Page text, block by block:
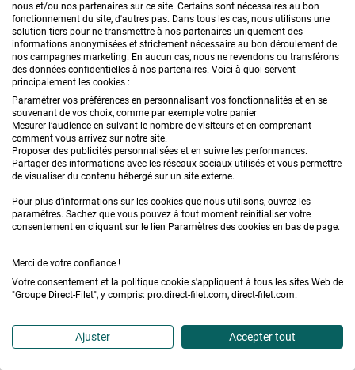
Lattay
22 mars 2024
Bonjour,
Nous souhaitons commander une toile imperméable.
Est-il obligatoire d'avoir une pente sur notre pergola
pour commander ce type de toile ?
Cordialement,
Mme Lattay
nous et/ou nos partenaires sur ce site. Certains sont nécessaires au bon
fonctionnement du site, d'autres pas. Dans tous les cas, nous utilisons une
solution tiers pour ne transmettre à nos partenaires uniquement des
informations anonymisées et strictement nécessaire au bon déroulement de
nos campagnes marketing. En aucun cas, nous ne revendons ou transférons
des données confidentielles à nos partenaires. Voici à quoi servent
principalement les cookies :
Paramétrer vos préférences en personnalisant vos fonctionnalités et en se
souvenant de vos choix, comme par exemple votre panier
Mesurer l’audience en suivant le nombre de visiteurs et en comprenant
comment vous arrivez sur notre site.
Proposer des publicités personnalisées et en suivre les performances.
Partager des informations avec les réseaux sociaux utilisés et vous permettre
de visualiser du contenu hébergé sur un site externe.
Pour plus d'informations sur les cookies que nous utilisons, ouvrez les
paramètres. Sachez que vous pouvez à tout moment réinitialiser votre
consentement en cliquant sur le lien Paramètres des cookies en bas de page.
Merci de votre confiance !
Votre consentement et la politique cookie s'appliquent à tous les sites Web de
"Groupe Direct-Filet", y compris: pro.direct-filet.com, direct-filet.com.
Ajuster Accepter tout